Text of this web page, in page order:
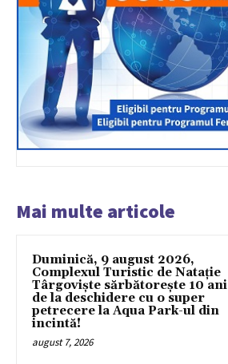
Mai multe articole
Duminică, 9 august 2026,
Complexul Turistic de Natație
Târgoviște sărbătorește 10 ani
de la deschidere cu o super
petrecere la Aqua Park-ul din
incintă!
august 7, 2026